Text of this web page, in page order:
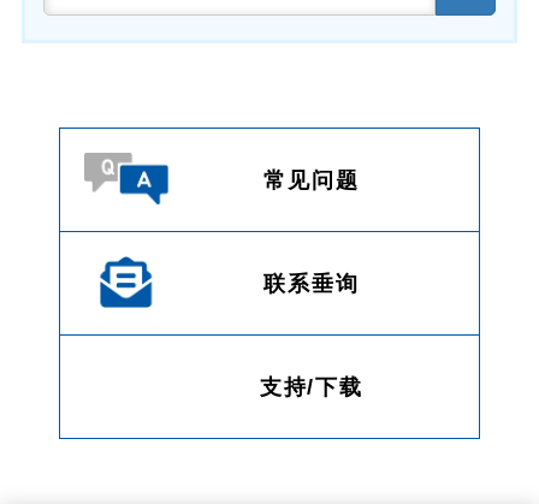
常见问题
联系垂询
支持/下载